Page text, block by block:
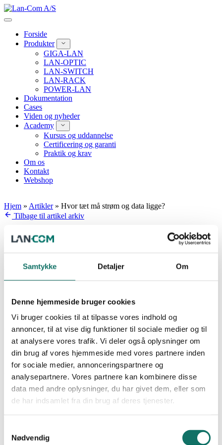
Samtykke Detaljer Om
Denne hjemmeside bruger cookies
Vi bruger cookies til at tilpasse vores indhold og
annoncer, til at vise dig funktioner til sociale medier og til
at analysere vores trafik. Vi deler også oplysninger om
din brug af vores hjemmeside med vores partnere inden
for sociale medier, annonceringspartnere og
analysepartnere. Vores partnere kan kombinere disse
data med andre oplysninger, du har givet dem, eller som
de har indsamlet fra din brug af deres tjenester.
Nødvendig
Spring
til
Forside
Produkter
GIGA-LAN
LAN-OPTIC
LAN-SWITCH
LAN-RACK
POWER-LAN
Dokumentation
Cases
Viden og nyheder
Academy
Kursus og uddannelse
Certificering og garanti
Praktik og krav
Om os
Kontakt
Webshop
Hjem » Artikler» Hvor tæt må strøm og data ligge?
Tilbage til artikel arkiv
Hvor tæt må strøm og data ligge?
DS’ anbefalinger sætter stadig retningen
for moderne datakabling
implementerede dele af EN 50174-2:2009, spiller anbefalingerne
Danmark. Kravene til afstand mellem data- og effektkabler er
afgørende for både driftsstabilitet, signalintegritet og sikkerhed og
bør indgå som et fast element i enhver projektering.
I dag bestemmes den nødvendige separationsafstand af fire faktorer:
kabeltype, føringsvej samt antallet og effekten af de nærliggende
strømkredse. Samspillet mellem disse parametre afgør, hvor tæt
kablerne kan ligge uden risiko for forstyrrelser.
Klassificering og føringsvej
For at sikre ensartede krav er datakabler opdelt i fire klasser fra